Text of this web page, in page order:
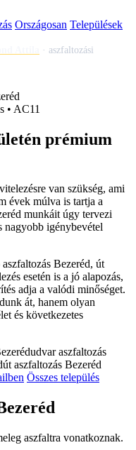
Országosan Települések
· aszfaltozási
• AC11
prémium
van szükség, ami
évek múlva is tartja a
munkáit úgy tervezi
nagyobb igénybevétel
Bezeréd, út
esetén is a jó alapozás,
adja a valódi minőséget.
át, hanem olyan
és következetes
udvar aszfaltozás
út aszfaltozás Bezeréd
Összes település
aszfaltra vonatkoznak.